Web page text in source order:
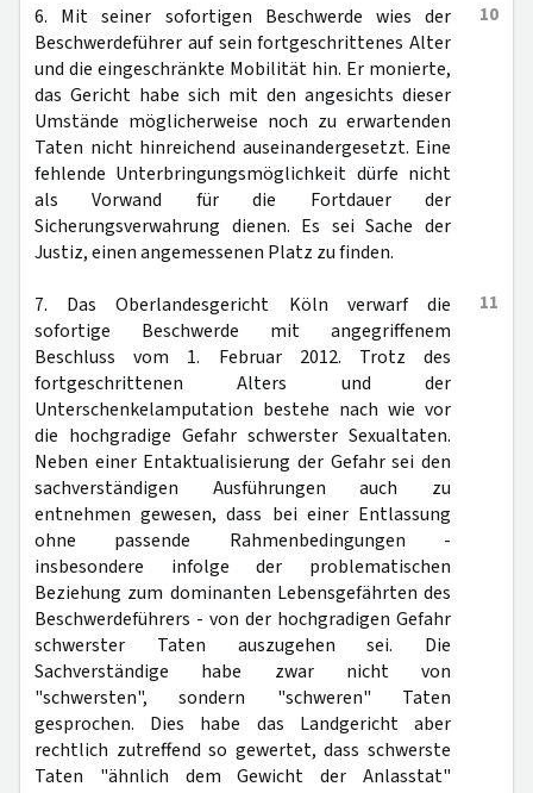
10
6. Mit seiner sofortigen Beschwerde wies der
Beschwerdeführer auf sein fortgeschrittenes Alter
und die eingeschränkte Mobilität hin. Er monierte,
das Gericht habe sich mit den angesichts dieser
Umstände möglicherweise noch zu erwartenden
Taten nicht hinreichend auseinandergesetzt. Eine
fehlende Unterbringungsmöglichkeit dürfe nicht
als Vorwand für die Fortdauer der
Sicherungsverwahrung dienen. Es sei Sache der
Justiz, einen angemessenen Platz zu finden.
11
7. Das Oberlandesgericht Köln verwarf die
sofortige Beschwerde mit angegriffenem
Beschluss vom 1. Februar 2012. Trotz des
fortgeschrittenen Alters und der
Unterschenkelamputation bestehe nach wie vor
die hochgradige Gefahr schwerster Sexualtaten.
Neben einer Entaktualisierung der Gefahr sei den
sachverständigen Ausführungen auch zu
entnehmen gewesen, dass bei einer Entlassung
ohne passende Rahmenbedingungen -
insbesondere infolge der problematischen
Beziehung zum dominanten Lebensgefährten des
Beschwerdeführers - von der hochgradigen Gefahr
schwerster Taten auszugehen sei. Die
Sachverständige habe zwar nicht von
"schwersten", sondern "schweren" Taten
gesprochen. Dies habe das Landgericht aber
rechtlich zutreffend so gewertet, dass schwerste
Taten "ähnlich dem Gewicht der Anlasstat"